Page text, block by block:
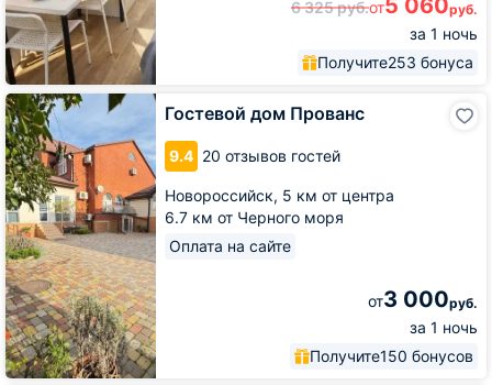
6 325руб.от руб.
за 1 ночь
Получите253 бонуса
Гостевой дом Прованс
9.4 20 отзывов гостей
Новороссийск, 5 км от центра
6.7 км от Черного моря
Оплата на сайте
от3 000руб.
за 1 ночь
Получите150 бонусов
Гостевой
дом
Прованс